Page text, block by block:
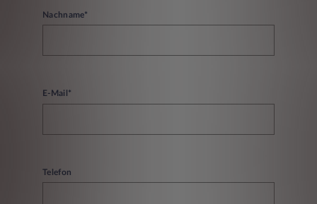
Nachname*
E-Mail*
Telefon